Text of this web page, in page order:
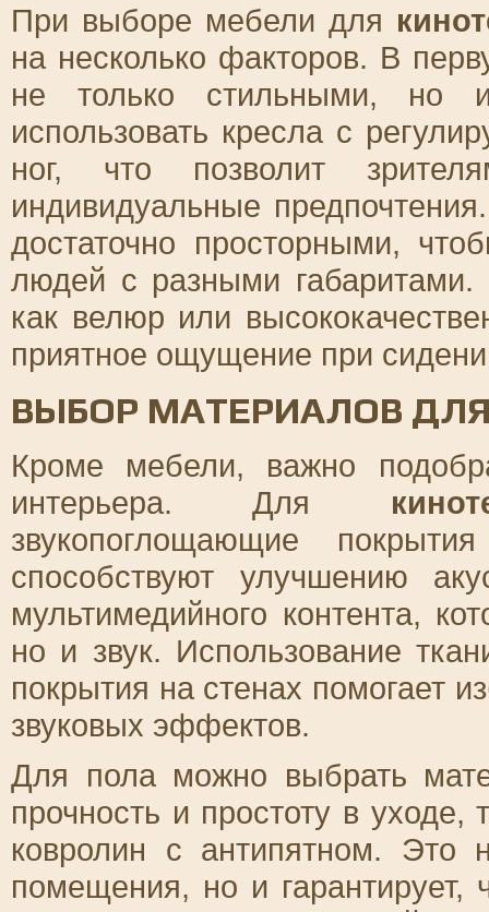
При выборе мебели для
на несколько факторов. В
не только стильными, но
использовать кресла с
ног, что позволит
индивидуальные
достаточно просторными,
людей с разными габаритами.
как велюр или
приятное ощущение при
ВЫБОР МАТЕРИАЛОВ
Кроме мебели, важно
интерьера. Для
звукопоглощающие
способствуют улучшению
мультимедийного контента,
но и звук. Использование
покрытия на стенах помогает
звуковых эффектов.
Для пола можно выбрать
прочность и простоту в
ковролин с антипятном. Это
помещения, но и гарантирует,